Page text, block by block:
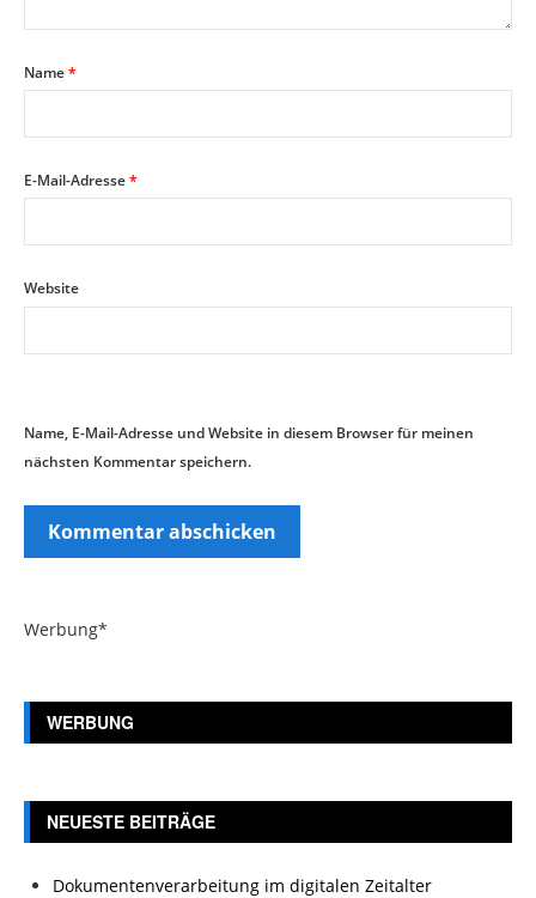
Name*
E-Mail-Adresse*
Website
Name, E-Mail-Adresse und Website in diesem Browser für meinen
nächsten Kommentar speichern.
Werbung*
WERBUNG
NEUESTE BEITRÄGE
Dokumentenverarbeitung im digitalen Zeitalter